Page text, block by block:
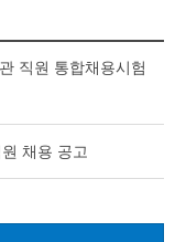
직원 통합채용시험
채용 공고